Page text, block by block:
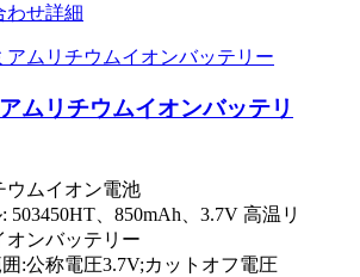
わせ詳細
ムリチウムイオンバッテリ
ウムイオン電池
503450HT、850mAh、3.7V 高温リ
オンバッテリー
:公称電圧3.7V;カットオフ電圧